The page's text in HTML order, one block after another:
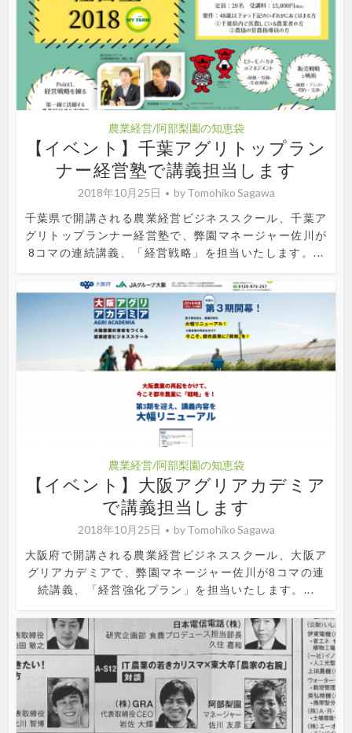
農業経営/阿部梨園の知恵袋
【イベント】千葉アグリトップラン
ナー経営塾で講義担当します
2018年10月25日 byTomohiko Sagawa
千葉県で開講される農業経営ビジネススクール、千葉ア
グリトップランナー経営塾で、弊園マネージャー佐川が
8コマの連続講義、「経営戦略」を担当いたします。...
農業経営/阿部梨園の知恵袋
【イベント】大阪アグリアカデミア
で講義担当します
2018年10月25日 byTomohiko Sagawa
大阪府で開講される農業経営ビジネススクール、大阪ア
グリアカデミアで、弊園マネージャー佐川が8コマの連
続講義、「経営強化プラン」を担当いたします。...